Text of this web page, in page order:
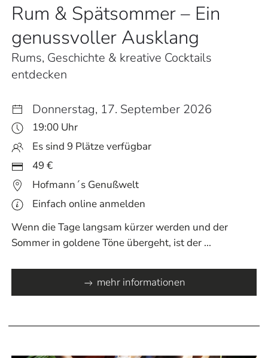
Rum & Spätsommer – Ein
genussvoller Ausklang
Rums, Geschichte & kreative Cocktails
entdecken
Donnerstag, 17. September 2026
19:00 Uhr
Es sind 9 Plätze verfügbar
49 €
Hofmann´s Genußwelt
Einfach online anmelden
Wenn die Tage langsam kürzer werden und der
Sommer in goldene Töne übergeht, ist der ...
mehr informationen